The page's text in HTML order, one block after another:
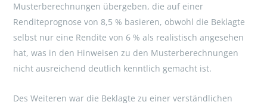
Musterberechnungen übergeben, die auf einer
Renditeprognose von 8,5 % basieren, obwohl die Beklagte
selbst nur eine Rendite von 6 % als realistisch angesehen
hat, was in den Hinweisen zu den Musterberechnungen
nicht ausreichend deutlich kenntlich gemacht ist.
Des Weiteren war die Beklagte zu einer verständlichen